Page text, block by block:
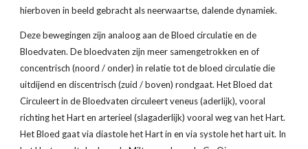
hierboven in beeld gebracht als neerwaartse, dalende dynamiek.
Deze bewegingen zijn analoog aan de Bloed circulatie en de
Bloedvaten. De bloedvaten zijn meer samengetrokken en of
concentrisch (noord / onder) in relatie tot de bloed circulatie die
uitdijend en discentrisch (zuid / boven) rondgaat. Het Bloed dat
Circuleert in de Bloedvaten circuleert veneus (aderlijk), vooral
richting het Hart en arterieel (slagaderlijk) vooral weg van het Hart.
Het Bloed gaat via diastole het Hart in en via systole het hart uit. In